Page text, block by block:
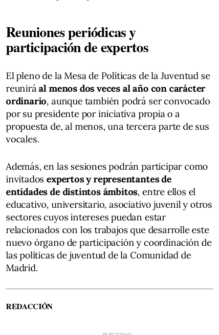
Reuniones periódicas y
participación de expertos
El pleno de la Mesa de Políticas de la Juventud se
reuniráal menos dos veces al año con carácter
ordinario, aunque también podrá ser convocado
por su presidente por iniciativa propia o a
propuesta de, al menos, una tercera parte de sus
vocales.
Además, en las sesiones podrán participar como
invitadosexpertos y representantes de
entidades de distintos ámbitos, entre ellos el
educativo, universitario, asociativo juvenil y otros
sectores cuyos intereses puedan estar
relacionados con los trabajos que desarrolle este
nuevo órgano de participación y coordinación de
las políticas de juventud de la Comunidad de
Madrid.
REDACCIÓN